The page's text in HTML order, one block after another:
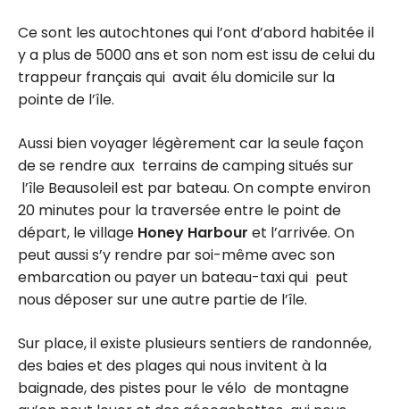
Ce sont les autochtones qui l’ont d’abord habitée il
y a plus de 5000 ans et son nom est issu de celui du
trappeur français qui avait élu domicile sur la
pointe de l’île.
Aussi bien voyager légèrement car la seule façon
de se rendre aux terrains de camping situés sur
l’île Beausoleil est par bateau. On compte environ
20 minutes pour la traversée entre le point de
départ, le village Honey Harbour et l’arrivée. On
peut aussi s’y rendre par soi-même avec son
embarcation ou payer un bateau-taxi qui peut
nous déposer sur une autre partie de l’île.
Sur place, il existe plusieurs sentiers de randonnée,
des baies et des plages qui nous invitent à la
baignade, des pistes pour le vélo de montagne